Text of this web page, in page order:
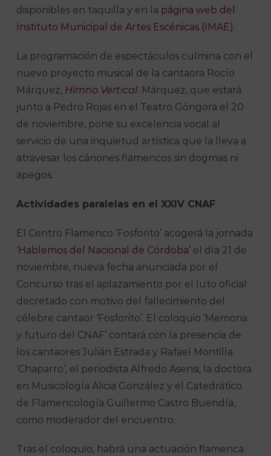
disponibles en taquilla y en la página web del
Instituto Municipal de Artes Escénicas (IMAE).
La programación de espectáculos culmina con el
nuevo proyecto musical de la cantaora Rocío
Márquez, Himno Vertical. Márquez, que estará
junto a Pedro Rojas en el Teatro Góngora el 20
de noviembre, pone su excelencia vocal al
servicio de una inquietud artística que la lleva a
atravesar los cánones flamencos sin dogmas ni
apegos.
Actividades paralelas en el XXIV CNAF
El Centro Flamenco ‘Fosforito’ acogerá la jornada
‘Hablemos del Nacional de Córdoba’ el día 21 de
noviembre, nueva fecha anunciada por el
Concurso tras el aplazamiento por el luto oficial
decretado con motivo del fallecimiento del
célebre cantaor ‘Fosforito’. El coloquio ‘Memoria
y futuro del CNAF’ contará con la presencia de
los cantaores Julián Estrada y Rafael Montilla
‘Chaparro’, el periodista Alfredo Asensi, la doctora
en Musicología Alicia González y el Catedrático
de Flamencología Guillermo Castro Buendía,
como moderador del encuentro.
Tras el coloquio, habrá una actuación flamenca